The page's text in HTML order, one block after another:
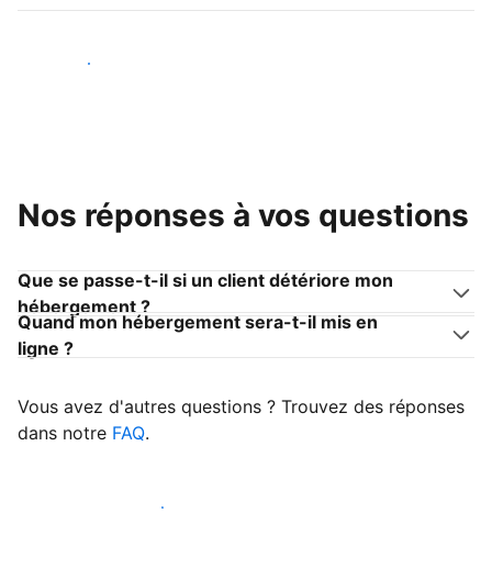
Devenir hôte
Nos réponses à vos questions
Que se passe-t-il si un client détériore mon
hébergement ?
Quand mon hébergement sera-t-il mis en
ligne ?
Vous avez d'autres questions ? Trouvez des réponses
dans notre FAQ.
Accueillir mes premiers clients